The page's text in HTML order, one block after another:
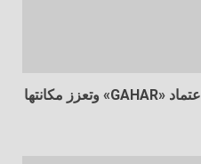
مستشفى مصر للطيران تجدد اعتماد «GAHAR» وتعزز مكانتها